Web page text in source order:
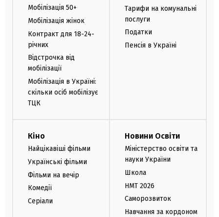
Мобілізація 50+
Мобілізація жінок
Контракт для 18-24-
річних
Відстрочка від
мобілізації
Мобілізація в Україні:
скільки осіб мобілізує
ТЦК
Тарифи на комунальні
послуги
Податки
Пенсія в Україні
Кіно
Найцікавіші фільми
Українські фільми
Фільми на вечір
Комедії
Серіали
Новини Освіти
Міністерство освіти та
науки України
Школа
НМТ 2026
Саморозвиток
Навчання за кордоном